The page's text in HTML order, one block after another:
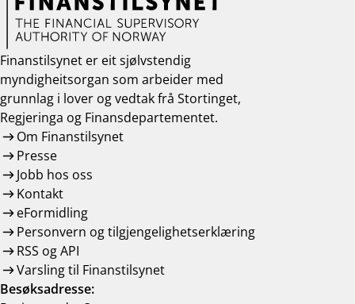
Finanstilsynet er eit sjølvstendig
myndigheitsorgan som arbeider med
grunnlag i lover og vedtak frå Stortinget,
Regjeringa og Finansdepartementet.
Om Finanstilsynet
Presse
Jobb hos oss
Kontakt
eFormidling
Personvern og tilgjengelighetserklæring
RSS og API
Varsling til Finanstilsynet
Besøksadresse: